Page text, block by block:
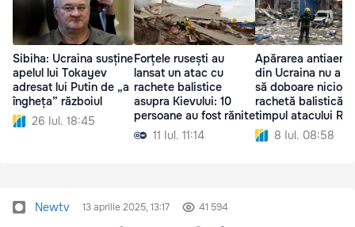
Sibiha: Ucraina susține
apelul lui Tokayev
adresat lui Putin de „a
îngheța” războiul
26 Iul. 18:45
Forțele rusești au
lansat un atac cu
rachete balistice
asupra Kievului: 10
persoane au fost rănite
11 Iul. 11:14
Apărarea
din Ucraina nu a
să doboare nicio
rachetă balistică în
timpul atacului
8 Iul. 08:58
Newtv 13 aprilie 2025, 13:17 41 594